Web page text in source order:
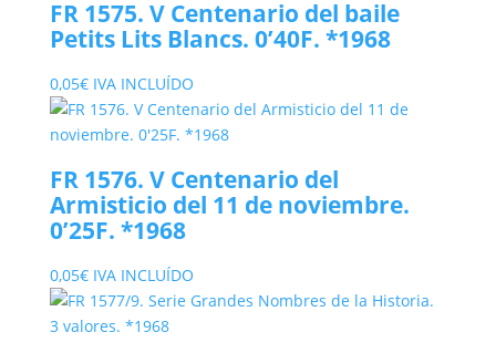
FR 1575. V Centenario del baile
Petits Lits Blancs. 0’40F. *1968
0,05€ IVA INCLUÍDO
FR 1576. V Centenario del
Armisticio del 11 de noviembre.
0’25F. *1968
0,05€ IVA INCLUÍDO